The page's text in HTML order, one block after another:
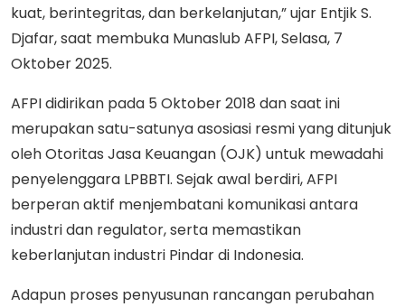
kuat, berintegritas, dan berkelanjutan,” ujar Entjik S.
Djafar, saat membuka Munaslub AFPI, Selasa, 7
Oktober 2025.
AFPI didirikan pada 5 Oktober 2018 dan saat ini
merupakan satu-satunya asosiasi resmi yang ditunjuk
oleh Otoritas Jasa Keuangan (OJK) untuk mewadahi
penyelenggara LPBBTI. Sejak awal berdiri, AFPI
berperan aktif menjembatani komunikasi antara
industri dan regulator, serta memastikan
keberlanjutan industri Pindar di Indonesia.
Adapun proses penyusunan rancangan perubahan